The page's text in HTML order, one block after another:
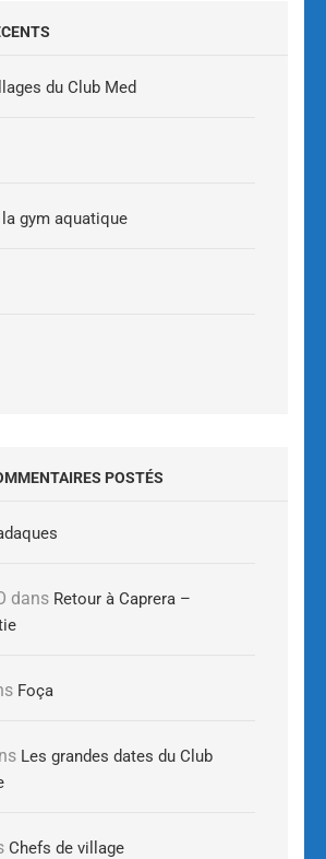
du Club Med
la gym aquatique
POSTÉS
dans Retour à Caprera –
Foça
Les grandes dates du Club
Chefs de village